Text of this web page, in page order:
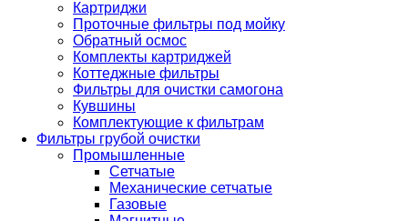
Картриджи
Проточные фильтры под мойку
Обратный осмос
Комплекты картриджей
Коттеджные фильтры
Фильтры для очистки самогона
Кувшины
Комплектующие к фильтрам
Фильтры грубой очистки
Промышленные
Сетчатые
Механические сетчатые
Газовые